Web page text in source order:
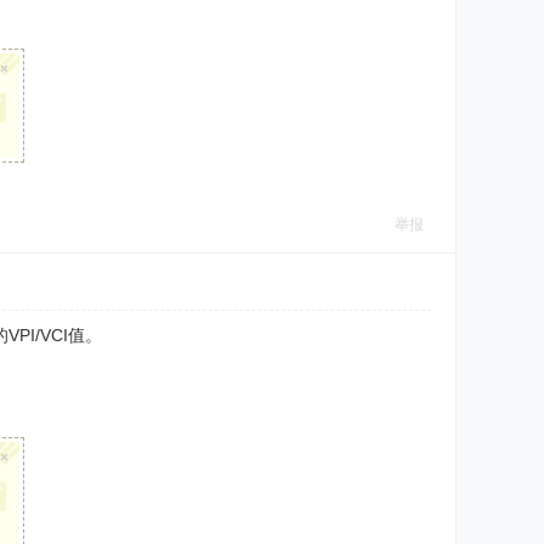
×
举报
VCI值。
×